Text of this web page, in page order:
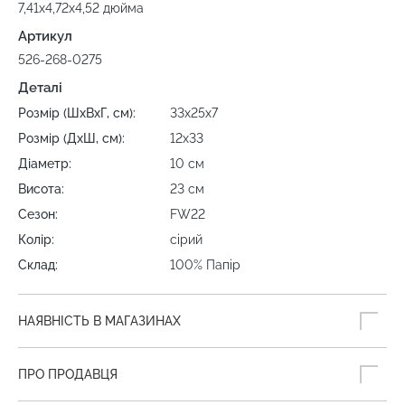
7,41x4,72x4,52 дюйма
Артикул
526-268-0275
Деталі
Розмір (ШхВхГ, см):
33х25х7
Розмір (ДхШ, см):
12х33
Діаметр:
10 см
Висота:
23 см
Сезон:
FW22
Колір:
сірий
Склад:
100% Папір
НАЯВНІСТЬ В МАГАЗИНАХ
ПРО ПРОДАВЦЯ